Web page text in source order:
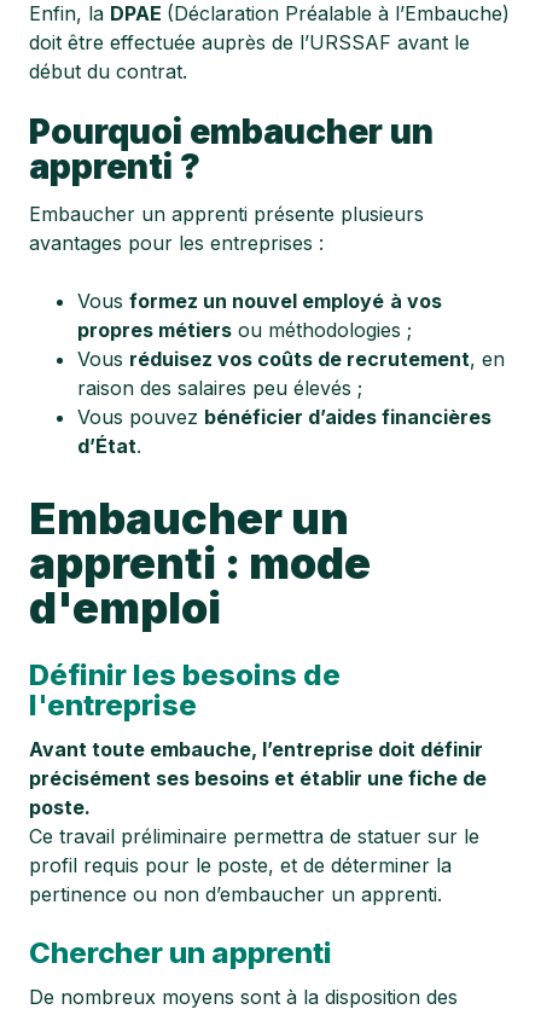
Enfin, la DPAE (Déclaration Préalable à l’Embauche)
doit être effectuée auprès de l’URSSAF avant le
début du contrat.
Pourquoi embaucher un
apprenti ?
Embaucher un apprenti présente plusieurs
avantages pour les entreprises :
Vous formez un nouvel employé à vos
propres métiers ou méthodologies ;
Vous réduisez vos coûts de recrutement, en
raison des salaires peu élevés ;
Vous pouvez bénéficier d’aides financières
d’État.
Embaucher un
apprenti : mode
d'emploi
Définir les besoins de
l'entreprise
Avant toute embauche, l’entreprise doit définir
précisément ses besoins et établir une fiche de
poste.
Ce travail préliminaire permettra de statuer sur le
profil requis pour le poste, et de déterminer la
pertinence ou non d’embaucher un apprenti.
Chercher un apprenti
De nombreux moyens sont à la disposition des